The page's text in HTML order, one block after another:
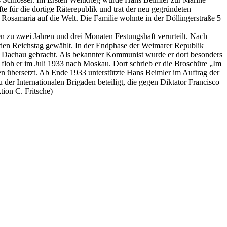
für die dortige Räterepublik und trat der neu gegründeten
auf die Welt. Die Familie wohnte in der Döllingerstraße 5
zwei Jahren und drei Monaten Festungshaft verurteilt. Nach
Reichstag gewählt. In der Endphase der Weimarer Republik
gebracht. Als bekannter Kommunist wurde er dort besonders
er im Juli 1933 nach Moskau. Dort schrieb er die Broschüre „Im
übersetzt. Ab Ende 1933 unterstützte Hans Beimler im Auftrag der
Internationalen Brigaden beteiligt, die gegen Diktator Francisco
C. Fritsche)